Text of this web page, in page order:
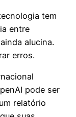
tem
entre
alucina.
erros.
pode ser
relatório